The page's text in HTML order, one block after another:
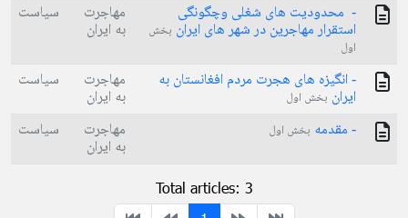
- محدودیت های شغلی وچگونگی
استقرار مهاجرین در شهر های ایران بخش
اول
مهاجرت
به ایران
سیاست
- انگیزه های هجرت مردم افغانستان به
ایران بخش اول
مهاجرت
به ایران
سیاست
- مقدمه بخش اول مهاجرت
به ایران
سیاست
Total articles: 3